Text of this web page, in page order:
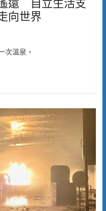
向世界
溫泉，